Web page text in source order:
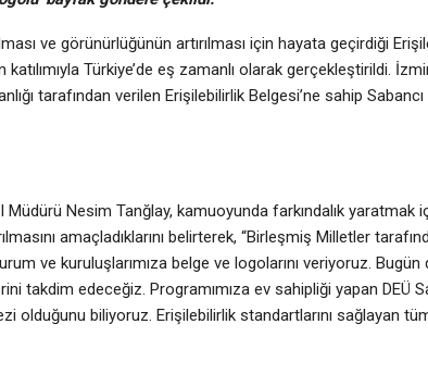
ve görünürlüğünün artırılması için hayata geçirdiği
Türkiye’de eş zamanlı olarak gerçekleştirildi.
tarafından verilen Erişilebilirlik Belgesi’ne sahip Sabancı
Nesim Tanğlay, kamuoyunda farkındalık yaratmak
amaçladıklarını belirterek, “Birleşmiş Milletler
ve kuruluşlarımıza belge ve logolarını veriyoruz. Bugün
takdim edeceğiz. Programımıza ev sahipliği yapan DEÜ
olduğunu biliyoruz. Erişilebilirlik standartlarını sağlayan